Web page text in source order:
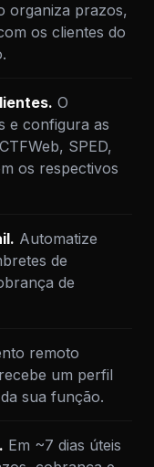
organiza prazos,
os clientes do
O
e configura as
SPED,
os respectivos
Automatize
de
de
remoto
um perfil
sua função.
Em ~7 dias úteis